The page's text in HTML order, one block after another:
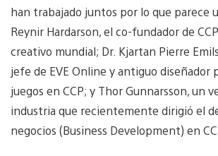
han trabajado juntos por lo que parece
Reynir Hardarson, el co-fundador de
creativo mundial; Dr. Kjartan Pierre
jefe de EVE Online y antiguo diseñador
juegos en CCP; y Thor Gunnarsson, un
industria que recientemente dirigió el
negocios (Business Development) en